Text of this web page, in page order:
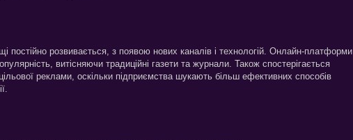
постійно розвивається, з появою нових каналів і технологій. Онлайн-платформи
витісняючи традиційні газети та журнали. Також спостерігається
реклами, оскільки підприємства шукають більш ефективних способів